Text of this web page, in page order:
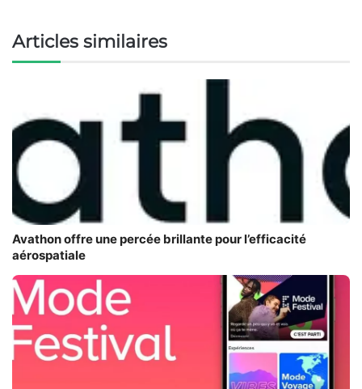
Articles similaires
Avathon offre une percée brillante pour l’efficacité
aérospatiale